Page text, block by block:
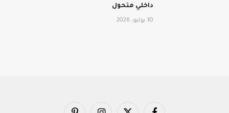
داخلي متحول
30 يوليو، 2026